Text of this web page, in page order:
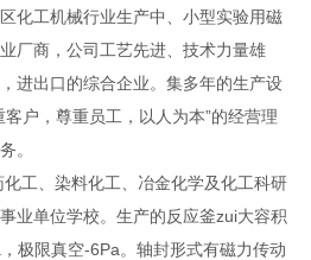
化工机械行业生产中、小型实验用磁
厂商，公司工艺先进、技术力量雄
进出口的综合企业。集多年的生产设
户，尊重员工，以人为本”的经营理
。
工、染料化工、冶金化学及化工科研
业单位学校。生产的反应釜zui大容积
极限真空-6Pa。轴封形式有磁力传动